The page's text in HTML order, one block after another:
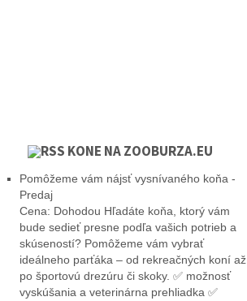
KONE NA ZOOBURZA.EU
Pomôžeme vám nájsť vysnívaného koňa -
Predaj
Cena: Dohodou Hľadáte koňa, ktorý vám
bude sedieť presne podľa vašich potrieb a
skúseností? Pomôžeme vám vybrať
ideálneho parťáka – od rekreačných koní až
po športovú drezúru či skoky. ✅ možnosť
vyskúšania a veterinárna prehliadka ✅